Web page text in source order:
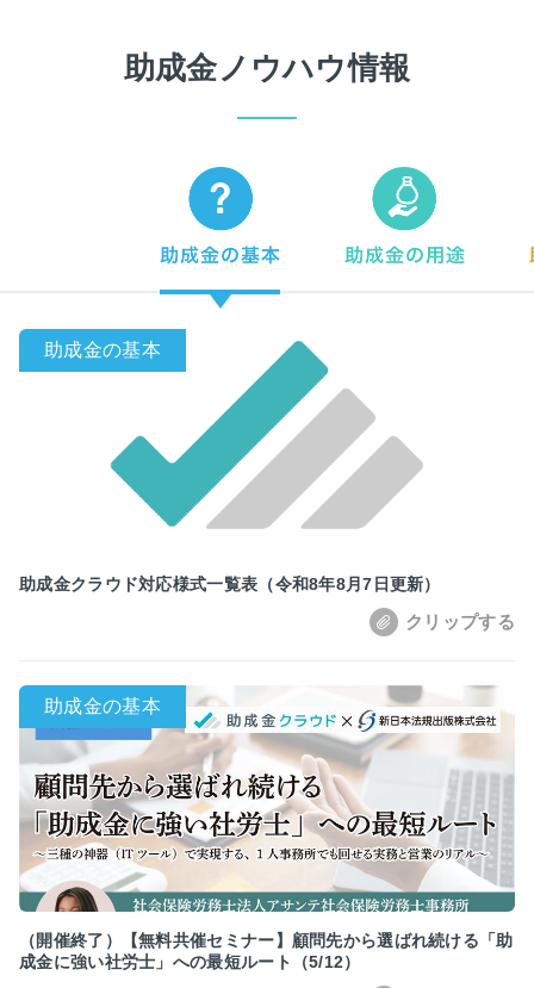
助成金ノウハウ情報
助成金クラウド対応様式一覧表（令和8年8月7日更新）
（開催終了）【無料共催セミナー】顧問先から選ばれ続ける「助
成金に強い社労士」への最短ルート（5/12）